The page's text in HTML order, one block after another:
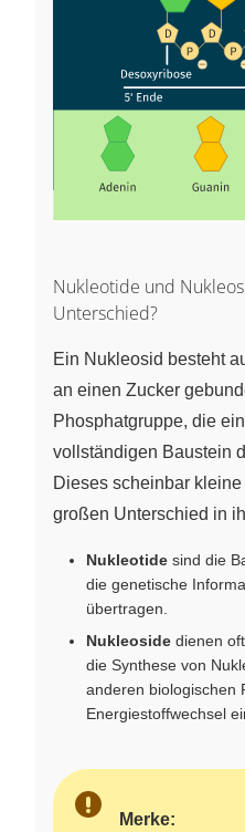
Nukleotide und
Unterschied?
Ein Nukleosid besteht
an einen Zucker
Phosphatgruppe, die
vollständigen Baustein
Dieses scheinbar
großen Unterschied in
Nukleotide sind die
die genetische
übertragen.
Nukleoside dienen
die Synthese von
anderen biologischen
Energiestoffwechsel
Merke: